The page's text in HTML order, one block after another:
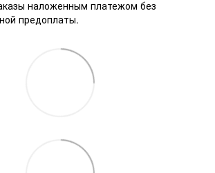
наложенным платежом без
предоплаты.